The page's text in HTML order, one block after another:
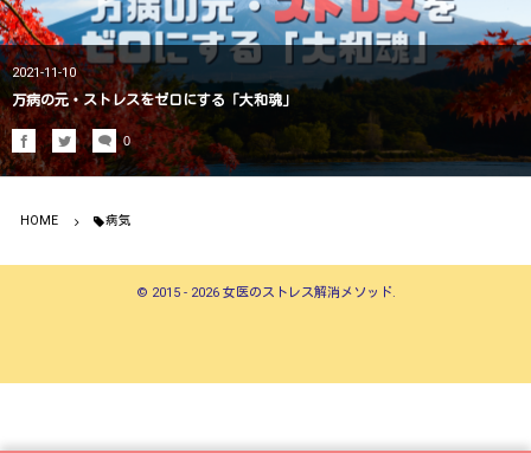
2021-11-10
万病の元・ストレスをゼロにする「大和魂」
0
HOME 病気
© 2015 - 2026 女医のストレス解消メソッド.